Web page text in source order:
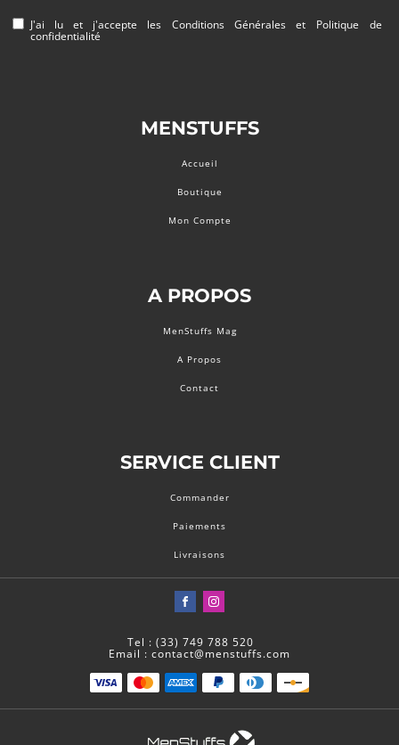
J'ai lu et j'accepte les Conditions Généraleset Politique de
confidentialité
MENSTUFFS
Accueil
Boutique
Mon Compte
A PROPOS
MenStuffs Mag
A Propos
Contact
SERVICE CLIENT
Commander
Paiements
Livraisons
Tel : (33) 749 788 520
Email : contact@menstuffs.com